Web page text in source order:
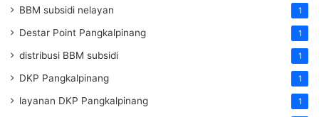
BBM subsidi nelayan 1
Destar Point Pangkalpinang 1
distribusi BBM subsidi 1
DKP Pangkalpinang 1
layanan DKP Pangkalpinang 1